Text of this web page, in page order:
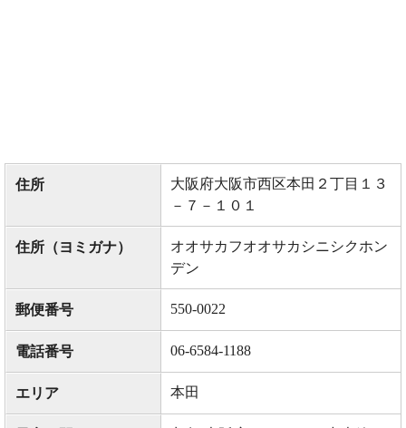
住所
大阪府大阪市西区本田２丁目１３
－７－１０１
住所（ヨミガナ）
オオサカフオオサカシニシクホン
デン
郵便番号 550-0022
電話番号 06-6584-1188
エリア 本田